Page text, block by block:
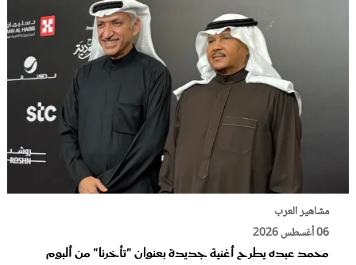
مشاهير العرب
06 أغسطس 2026
محمد عبده يطرح أغنية جديدة بعنوان "تأخرنا" من ألبوم